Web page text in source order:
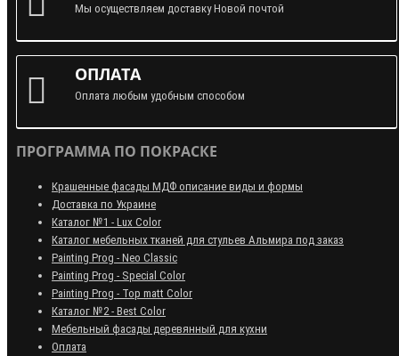
Мы осуществляем доставку Новой почтой
ОПЛАТА
Оплата любым удобным способом
ПРОГРАММА ПО ПОКРАСКЕ
Крашенные фасады МДФ описание виды и формы
Доставка по Украине
Каталог №1 - Lux Color
Каталог мебельных тканей для стульев Альмира под заказ
Painting Prog - Neo Classiс
Painting Prog - Special Color
Painting Prog - Top matt Color
Каталог №2 - Best Color
Мебельный фасады деревянный для кухни
Оплата